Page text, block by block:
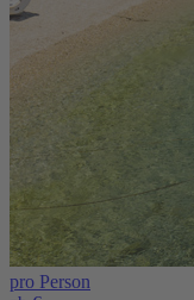
pro Person